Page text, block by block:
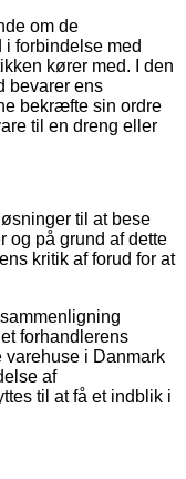
om de
forbindelse med
kører med. I den
bevarer ens
bekræfte sin ordre
til en dreng eller
til at bese
og på grund af dette
kritik af forud for at
forhandlerens
varehuse i Danmark
af
til at få et indblik i